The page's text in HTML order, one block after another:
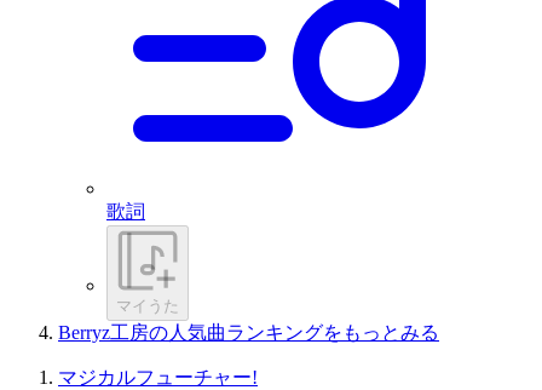
歌詞
マイうた
Berryz工房の人気曲ランキングをもっとみる
マジカルフューチャー!